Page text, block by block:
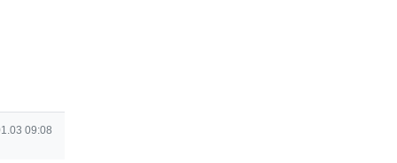
09:08